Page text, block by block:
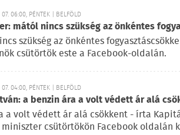
06:00, PÉNTEK | BELFÖLD
mától nincs szükség az önkéntes
szükség az önkéntes
csütörtök este a Facebook-oldalán.
04:00, PÉNTEK | BELFÖLD
a benzin ára a volt védett ár alá
a volt védett ár alá csökkent - írta
csütörtökön Facebook oldalán